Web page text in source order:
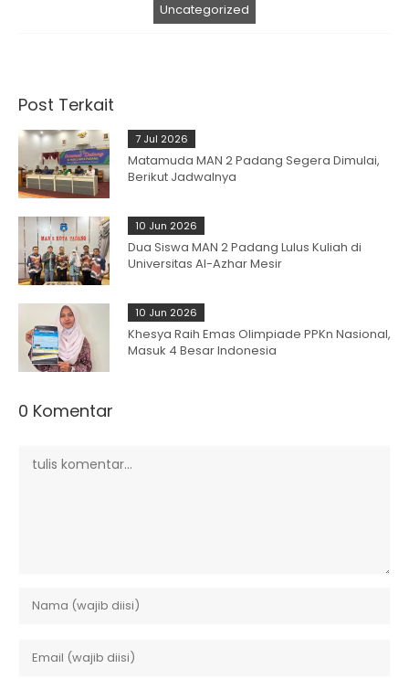
Uncategorized
Post Terkait
7 Jul 2026
Matamuda MAN 2 Padang Segera Dimulai,
Berikut Jadwalnya
10 Jun 2026
Dua Siswa MAN 2 Padang Lulus Kuliah di
Universitas Al-Azhar Mesir
10 Jun 2026
Khesya Raih Emas Olimpiade PPKn Nasional,
Masuk 4 Besar Indonesia
0 Komentar